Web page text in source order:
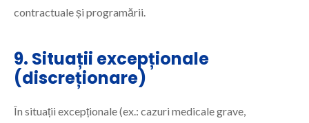
contractuale și programării.
9. Situații excepționale
(discreționare)
În situații excepționale (ex.: cazuri medicale grave,